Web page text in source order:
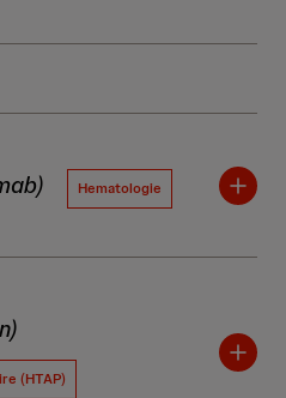
Hematologie
(HTAP)